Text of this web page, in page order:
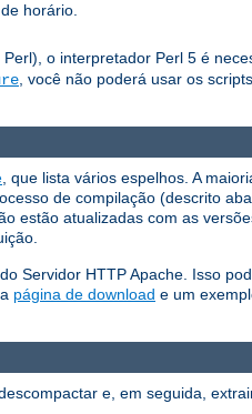
horário.
o interpretador Perl 5 é
, você não poderá usar os
, que lista vários espelhos. A
de compilação (descrito
estão atualizadas com as
Servidor HTTP Apache. Isso
página de download e um
e, em seguida,